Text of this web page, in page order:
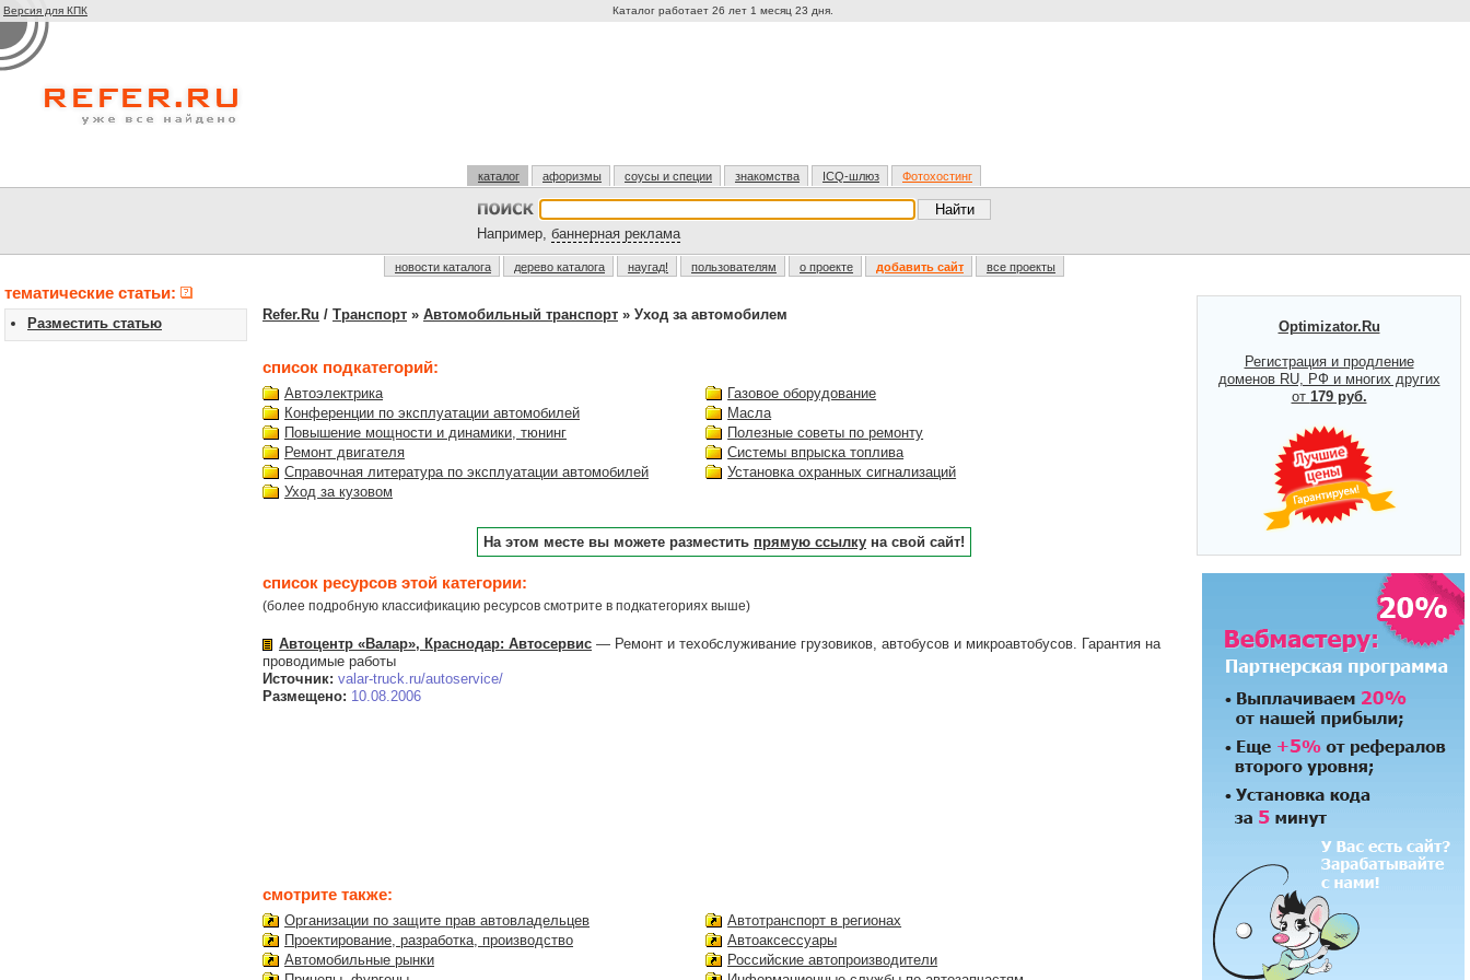
Версия для КПК Каталог работает 26 лет 1 месяц 23 дня.
каталог афоризмы соусы и специи знакомства ICQ-шлюз Фотохостинг
Например, баннерная реклама
новости каталога дерево каталога наугад! пользователям о проекте добавить сайт все проекты
тематические статьи:
Разместить статью
Refer.Ru / Транспорт » Автомобильный транспорт » Уход за автомобилем
список подкатегорий:
Автоэлектрика
Конференции по эксплуатации автомобилей
Повышение мощности и динамики, тюнинг
Ремонт двигателя
Справочная литература по эксплуатации автомобилей
Уход за кузовом
Газовое оборудование
Масла
Полезные советы по ремонту
Системы впрыска топлива
Установка охранных сигнализаций
На этом месте вы можете разместить прямую ссылку на свой сайт!
список ресурсов этой категории:
(более подробную классификацию ресурсов смотрите в подкатегориях выше)
Автоцентр «Валар», Краснодар: Автосервис — Ремонт и техобслуживание грузовиков, автобусов и микроавтобусов. Гарантия на
проводимые работы
Источник: valar-truck.ru/autoservice/
Размещено: 10.08.2006
смотрите также:
Организации по защите прав автовладельцев
Проектирование, разработка, производство
Автомобильные рынки
Автотранспорт в регионах
Автоаксессуары
Российские автопроизводители
Optimizator.Ru
Регистрация и продление
доменов RU, РФ и многих других
от 179 руб.